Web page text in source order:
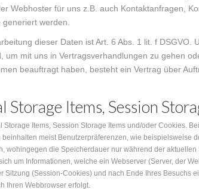
Webhoster für uns z.B. auch Kontaktanfragen,
werden.
dieser Daten ist Art. 6 Abs. 1 lit. f
um mit uns in Vertragsverhandlungen zu gehen
beauftragt haben, besteht ein Vertrag über
Storage Items, Session
Storage Items, Session Storage Items und/oder Cookies.
meist Benutzerpräferenzen, wie beispielsweise
wohingegen die Speicherdauer nur während der
um Informationen, welche ein Webserver (Server, der
Sitzung (Session-Cookies) und nach Ende Ihres
Ihren Webbrowser erfolgt.